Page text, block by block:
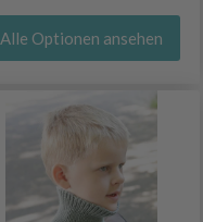
Alle Optionen ansehen